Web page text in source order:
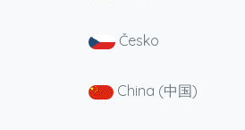
Česko
China (中国)